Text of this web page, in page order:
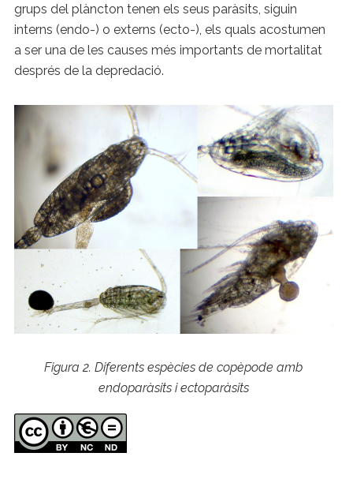
grups del plàncton tenen els seus paràsits, siguin
interns (endo-) o externs (ecto-), els quals acostumen
a ser una de les causes més importants de mortalitat
després de la depredació.
Figura 2. Diferents espècies de copèpode amb
endoparàsits i ectoparàsits